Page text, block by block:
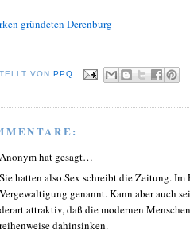
gründeten Derenburg
VON PPQ
Anonym hat gesagt…
Sie hatten also Sex schreibt die Zeitung. Im
Vergewaltigung genannt. Kann aber auch
derart attraktiv, daß die modernen
reihenweise dahinsinken.